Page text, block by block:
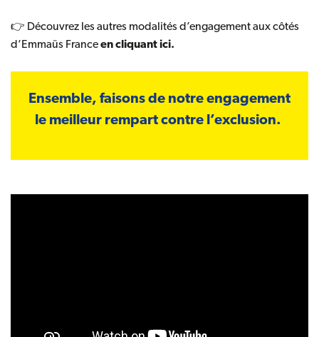
👉 Découvrez les autres modalités d’engagement aux côtés
d’Emmaüs Franceen cliquant ici.
Ensemble, faisons de notre engagement
le meilleur rempart contre l’exclusion.